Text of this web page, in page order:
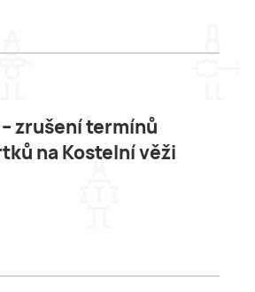
zrušení termínů
na Kostelní věži